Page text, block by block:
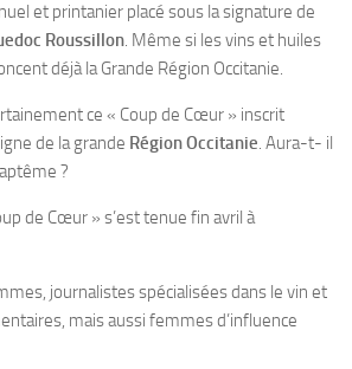
et printanier placé sous la signature de
Roussillon. Même si les vins et huiles
déjà la Grande Région Occitanie.
ce « Coup de Cœur » inscrit
de la grande Région Occitanie. Aura-t- il
?
de Cœur » s’est tenue fin avril à
journalistes spécialisées dans le vin et
mais aussi femmes d’influence